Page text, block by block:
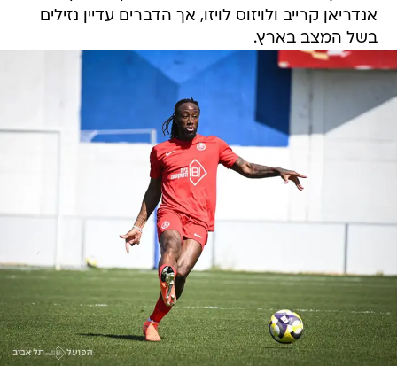
אנדריאן קרייב ולויזוס לויזו, אך הדברים עדיין נזילים
בשל המצב בארץ.